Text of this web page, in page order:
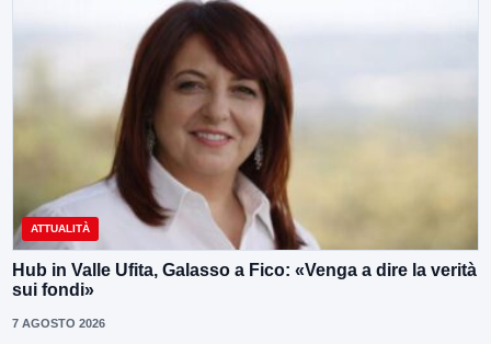
ATTUALITÀ
Hub in Valle Ufita, Galasso a Fico: «Venga a dire la verità
sui fondi»
7 AGOSTO 2026